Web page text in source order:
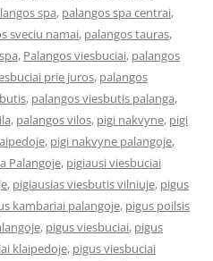
spa, palangos spa centrai,
sveciu namai, palangos tauras,
, Palangos viesbuciai, palangos
prie juros, palangos
, palangos viesbutis palanga,
, palangos vilos, pigi nakvyne, pigi
, pigi nakvyne palangoje,
Palangoje, pigiausi viesbuciai
, pigiausias viesbutis vilniuje, pigus
kambariai palangoje, pigus poilsis
, pigus viesbuciai, pigus
klaipedoje, pigus viesbuciai